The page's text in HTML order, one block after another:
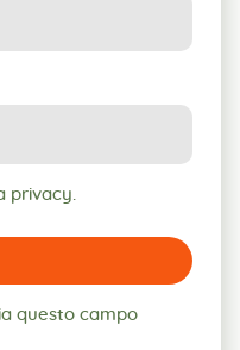
privacy.
questo campo